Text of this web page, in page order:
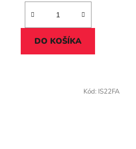
DO KOŠÍKA
Kód: IS22FA